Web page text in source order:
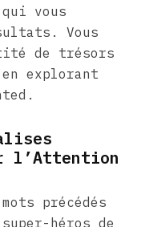
vous
Vous
de trésors
explorant
l’Attention
précédés
héros de